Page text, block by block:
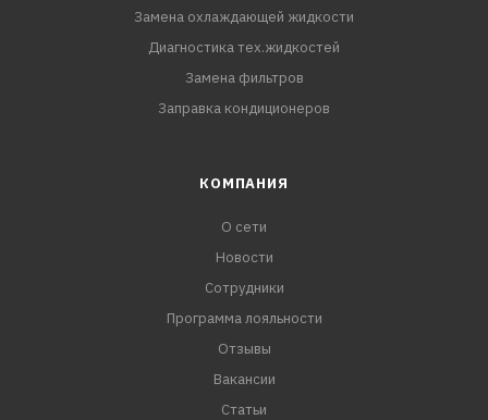
Замена охлаждающей жидкости
Диагностика тех.жидкостей
Замена фильтров
Заправка кондиционеров
КОМПАНИЯ
О сети
Новости
Сотрудники
Программа лояльности
Отзывы
Вакансии
Статьи